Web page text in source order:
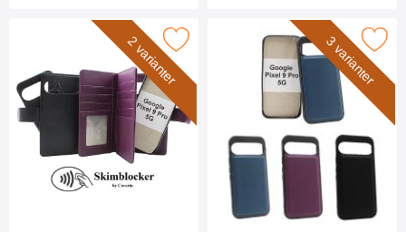
2 varianter
Google Pixel 9 / Pixel 9 Pro 5G XL Magnet Mobilcover
3 varianter
Marker magnet Cover Google Pixel